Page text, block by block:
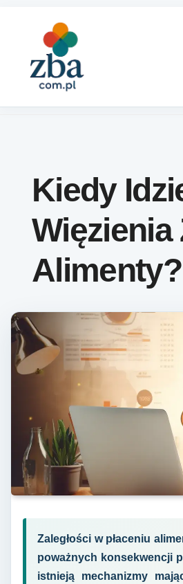
Kiedy
Więzienia
Alimenty?
Zaległości w płaceniu
poważnych konsekwencji
istnieją mechanizmy